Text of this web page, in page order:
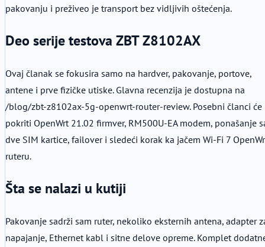
pakovanju i preživeo je transport bez vidljivih oštećenja.
Deo serije testova ZBT Z8102AX
Ovaj članak se fokusira samo na hardver, pakovanje, portove,
antene i prve fizičke utiske. Glavna recenzija je dostupna na
/blog/zbt-z8102ax-5g-openwrt-router-review. Posebni članci će
pokriti OpenWrt 21.02 firmver, RM500U-EA modem, ponašanje
dve SIM kartice, failover i sledeći korak ka jačem Wi-Fi 7
ruteru.
Šta se nalazi u kutiji
Pakovanje sadrži sam ruter, nekoliko eksternih antena, adapter
napajanje, Ethernet kabl i sitne delove opreme. Komplet